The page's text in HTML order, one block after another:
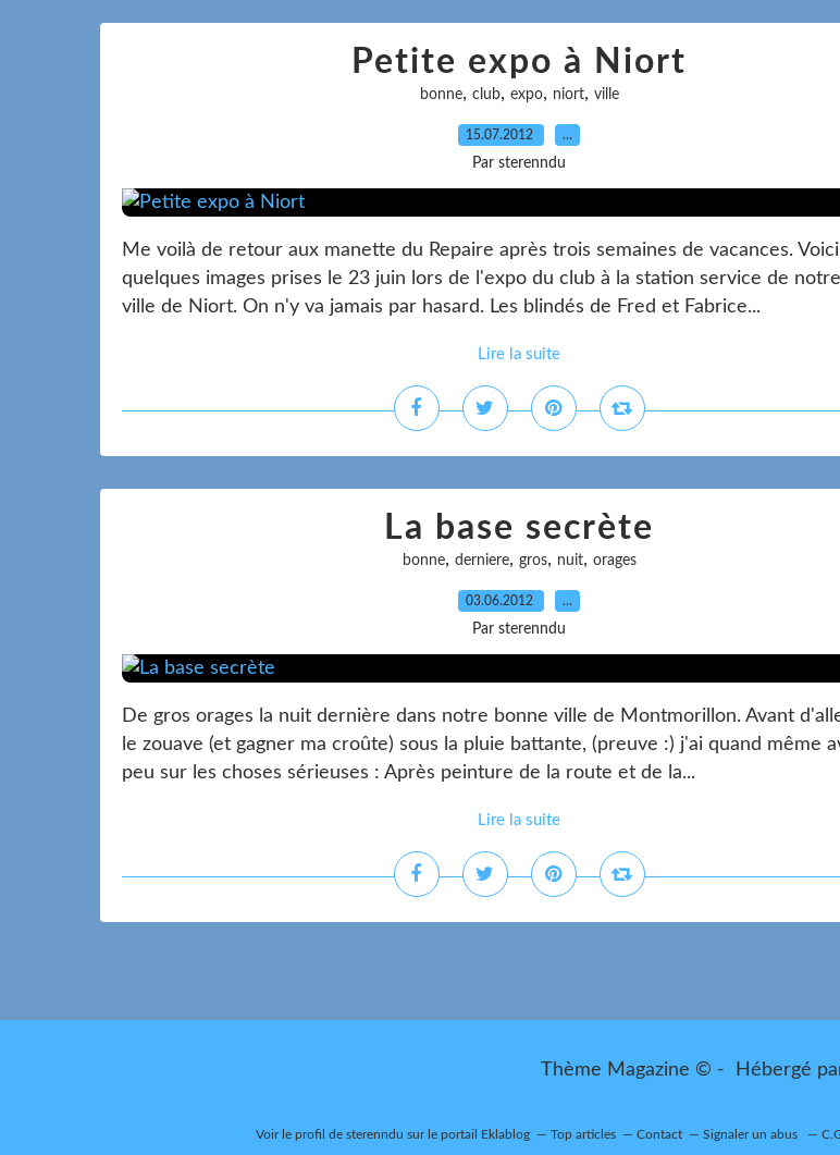
Petite expo à Niort
bonne, club, expo, niort, ville
15.07.2012 …
Par sterenndu
Me voilà de retour aux manette du Repaire après trois semaines de vacances. Voici
quelques images prises le 23 juin lors de l'expo du club à la station service de
ville de Niort. On n'y va jamais par hasard. Les blindés de Fred et Fabrice...
Lire la suite
La base secrète
bonne, derniere, gros, nuit, orages
03.06.2012 …
Par sterenndu
De gros orages la nuit dernière dans notre bonne ville de Montmorillon. Avant
le zouave (et gagner ma croûte) sous la pluie battante, (preuve :) j'ai quand même
peu sur les choses sérieuses : Après peinture de la route et de la...
Lire la suite
Thème Magazine © - Hébergé
Voir le profil de sterenndu sur le portail Eklablog Top articles Contact Signaler un abus